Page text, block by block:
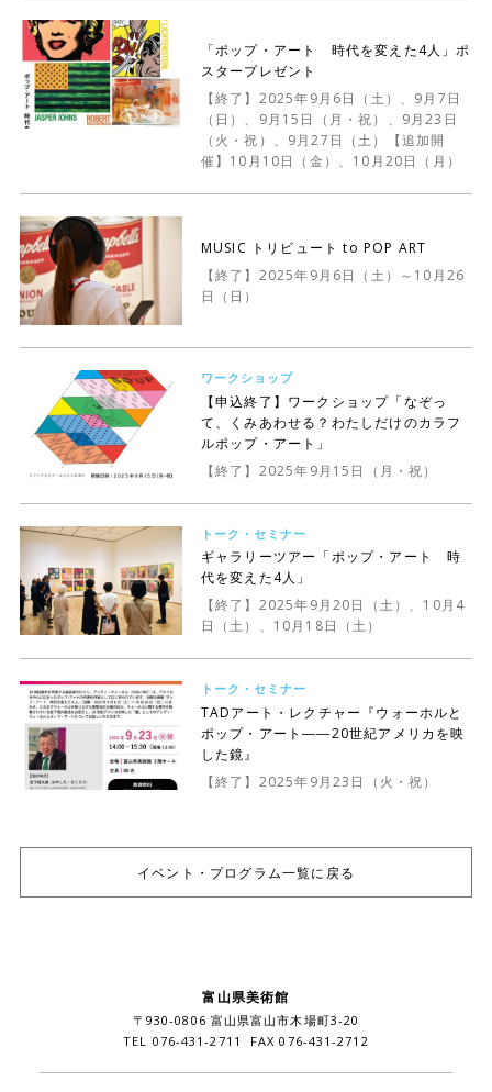
「ポップ・アート 時代を変えた4人」ポ
スタープレゼント
【終了】2025年9月6日（土）、9月7日
（日）、9月15日（月・祝）、9月23日
（火・祝）、9月27日（土）【追加開
催】10月10日（金）、10月20日（月）
MUSIC トリビュート to POP ART
【終了】2025年9月6日（土）～10月26
日（日）
ワークショップ
【申込終了】ワークショップ「なぞっ
て、くみあわせる？わたしだけのカラフ
ルポップ・アート」
【終了】2025年9月15日（月・祝）
トーク・セミナー
ギャラリーツアー「ポップ・アート 時
代を変えた4人」
【終了】2025年9月20日（土）、10月4
日（土）、10月18日（土）
トーク・セミナー
TADアート・レクチャー『ウォーホルと
ポップ・アート――20世紀アメリカを映
した鏡』
【終了】2025年9月23日（火・祝）
イベント・プログラム一覧に戻る
富山県美術館
〒930-0806 富山県富山市木場町3-20
TEL 076-431-2711 FAX 076-431-2712